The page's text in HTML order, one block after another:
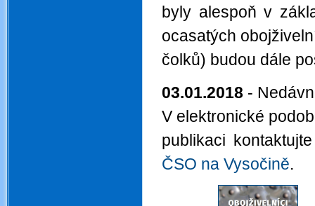
byly alespoň v
ocasatých
čolků) budou dále
03.01.2018 -
V elektronické
publikaci
ČSO na Vysočině.